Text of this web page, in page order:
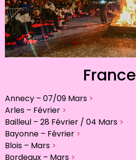
France
Annecy – 07/09 Mars >
Arles – Février >
Bailleul – 28 Février / 04 Mars >
Bayonne – Février >
Blois – Mars >
Bordeaux – Mars >